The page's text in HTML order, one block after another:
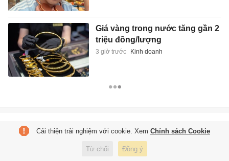
Giá vàng trong nước tăng gần 2
triệu đồng/lượng
3 giờ trước Kinh doanh
Tạp chí điện tử Tri Thức
Giấy phép báo chí: số 75/GP-BTTTT và số 442/GP-BTTTT do Bộ Thông tin
và Truyền thông cấp ngày 26/02/2020 và ngày 29/11/2023
Cải thiện trải nghiệm với cookie. Xem Chính sách Cookie
Từ chối Đồng ý